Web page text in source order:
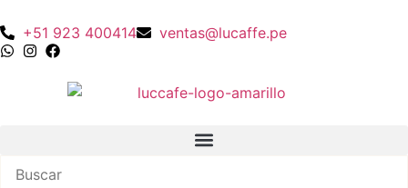
+51 923 400414 ventas@lucaffe.pe